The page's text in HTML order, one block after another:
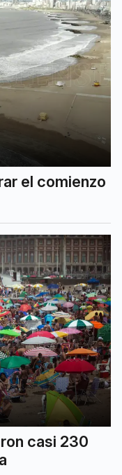
el comienzo
casi 230